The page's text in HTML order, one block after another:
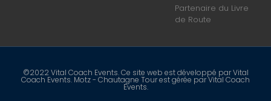
Partenaire du Livre
de Route
©2022 Vital Coach Events. Ce site web est développé par Vital
Coach Events. Motz - Chautagne Tour est gérée par Vital Coach
Events.